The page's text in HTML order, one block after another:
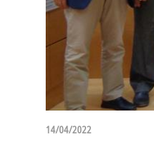
14/04/2022